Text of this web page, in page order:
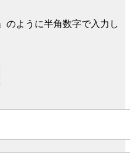
のように半角数字で入力し